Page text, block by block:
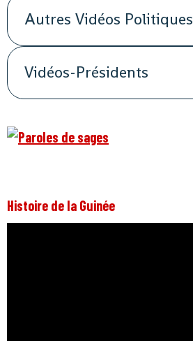
Autres Vidéos Politiques
Vidéos-Présidents
Histoire de la Guinée